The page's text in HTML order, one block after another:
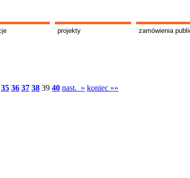
projekty zamówienia
35 36 37 38 39 40 nast. » koniec »»